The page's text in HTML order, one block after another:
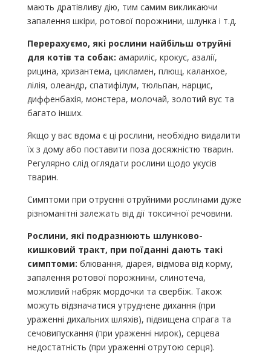
мають дратівливу дію, тим самим викликаючи
запалення шкіри, ротової порожнини, шлунка і т.д.
Перерахуємо, які рослини найбільш отруйні
для котів та собак: амариліс, крокус, азалії,
рицина, хризантема, цикламен, плющ, каланхое,
лілія, олеандр, спатифілум, тюльпан, нарцис,
диффенбахія, монстера, молочай, золотий вус та
багато інших.
Якщо у вас вдома є ці рослини, необхідно видалити
їх з дому або поставити поза досяжністю тварин.
Регулярно слід оглядати рослини щодо укусів
тварин.
Симптоми при отруєнні отруйними рослинами дуже
різноманітні залежать від дії токсичної речовини.
Рослини, які подразнюють шлунково-
кишковий тракт, при поїданні дають такі
симптоми: блювання, діарея, відмова від корму,
запалення ротової порожнини, слинотеча,
можливий набряк мордочки та свербіж. Також
можуть відзначатися утруднене дихання (при
ураженні дихальних шляхів), підвищена спрага та
сечовипускання (при ураженні нирок), серцева
недостатність (при ураженні отрутою серця).